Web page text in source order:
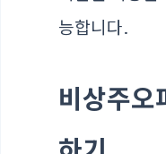
능합니다.
비상주오